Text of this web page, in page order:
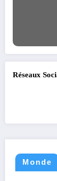
Réseaux
Monde